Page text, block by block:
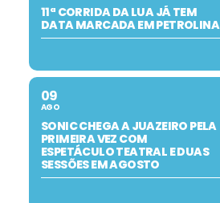
11ª CORRIDA DA LUA JÁ TEM
DATA MARCADA EM PETROLINA
09
AGO
SONIC CHEGA A JUAZEIRO PELA
PRIMEIRA VEZ COM
ESPETÁCULO TEATRAL E DUAS
SESSÕES EM AGOSTO